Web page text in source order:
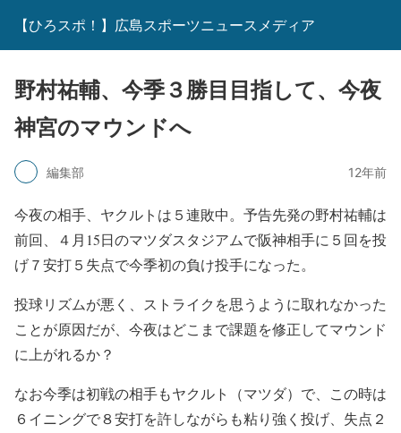
【ひろスポ！】広島スポーツニュースメディア
野村祐輔、今季３勝目目指して、今夜
神宮のマウンドへ
編集部 12年前
今夜の相手、ヤクルトは５連敗中。予告先発の野村祐輔は
前回、４月15日のマツダスタジアムで阪神相手に５回を投
げ７安打５失点で今季初の負け投手になった。
投球リズムが悪く、ストライクを思うように取れなかった
ことが原因だが、今夜はどこまで課題を修正してマウンド
に上がれるか？
なお今季は初戦の相手もヤクルト（マツダ）で、この時は
６イニングで８安打を許しながらも粘り強く投げ、失点２